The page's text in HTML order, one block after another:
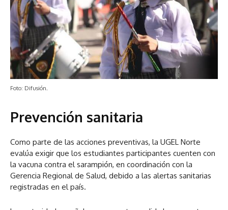
Foto: Difusión.
Prevención sanitaria
Como parte de las acciones preventivas, la UGEL Norte
evalúa exigir que los estudiantes participantes cuenten con
la vacuna contra el sarampión, en coordinación con la
Gerencia Regional de Salud, debido a las alertas sanitarias
registradas en el país.